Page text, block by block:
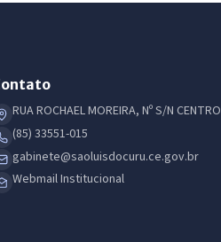
RUA ROCHAEL MOREIRA, Nº S/N CENTRO
(85) 33551-015
gabinete@saoluisdocuru.ce.gov.br
Webmail Institucional